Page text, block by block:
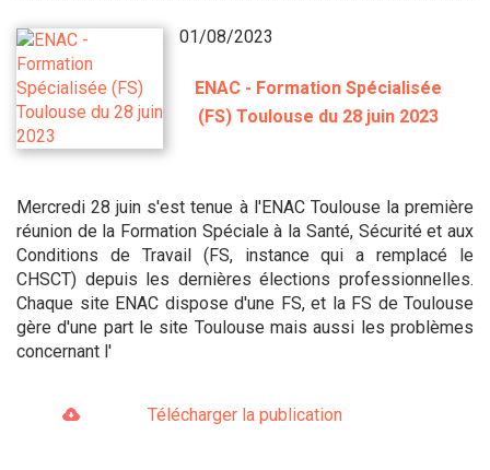
01/08/2023
ENAC - Formation Spécialisée
(FS) Toulouse du 28 juin 2023
Mercredi 28 juin s'est tenue à l'ENAC Toulouse la première
réunion de la Formation Spéciale à la Santé, Sécurité et aux
Conditions de Travail (FS, instance qui a remplacé le
CHSCT) depuis les dernières élections professionnelles.
Chaque site ENAC dispose d'une FS, et la FS de Toulouse
gère d'une part le site Toulouse mais aussi les problèmes
concernant l'
Télécharger la publication